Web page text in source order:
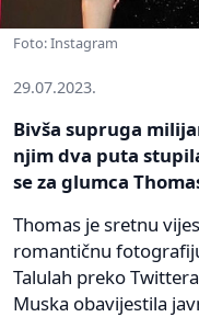
Foto: Instagram
29.07.2023.
Bivša supruga
njim dva puta
se za glumca
Thomas je sretnu
romantičnu
Talulah preko
Muska obavijestila